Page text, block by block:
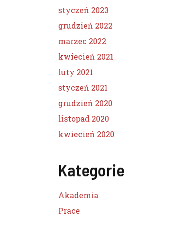
styczeń 2023
grudzień 2022
marzec 2022
kwiecień 2021
luty 2021
styczeń 2021
grudzień 2020
listopad 2020
kwiecień 2020
Kategorie
Akademia
Prace